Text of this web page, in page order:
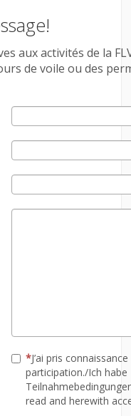
aux activités de la
de voile ou des
J’ai pris
participation./Ich
read and herewith